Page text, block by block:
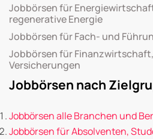
Jobbörsen für
regenerative Energie
Jobbörsen für Fach- und
Jobbörsen für
Versicherungen
Jobbörsen nach
Jobbörsen alle Branchen und
Jobbörsen für Absolventen,